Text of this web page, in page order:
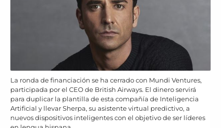
La ronda de financiación se ha cerrado con Mundi Ventures,
participada por el CEO de British Airways. El dinero servirá
para duplicar la plantilla de esta compañía de Inteligencia
Artificial y llevar Sherpa, su asistente virtual predictivo, a
nuevos dispositivos inteligentes con el objetivo de ser líderes